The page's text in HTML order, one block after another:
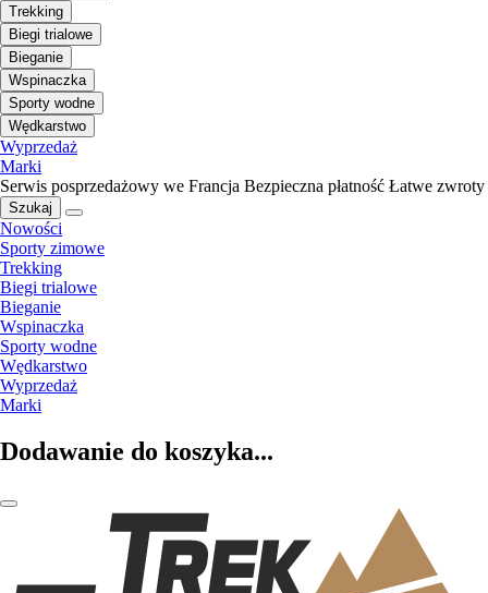
Trekking
Biegi trialowe
Bieganie
Wspinaczka
Sporty wodne
Wędkarstwo
Wyprzedaż
Marki
Serwis posprzedażowy we Francja Bezpieczna płatność Łatwe zwroty
Szukaj
Nowości
Sporty zimowe
Trekking
Biegi trialowe
Bieganie
Wspinaczka
Sporty wodne
Wędkarstwo
Wyprzedaż
Marki
Dodawanie do koszyka...